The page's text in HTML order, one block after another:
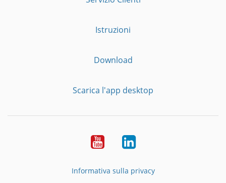
Istruzioni
Download
Scarica l'app desktop
YouTubeLinkedIn
Informativa sulla privacy